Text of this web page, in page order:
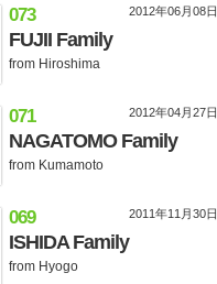
2012年06月08日
073
FUJII Family
from Hiroshima
2012年04月27日
071
NAGATOMO Family
from Kumamoto
2011年11月30日
069
ISHIDA Family
from Hyogo